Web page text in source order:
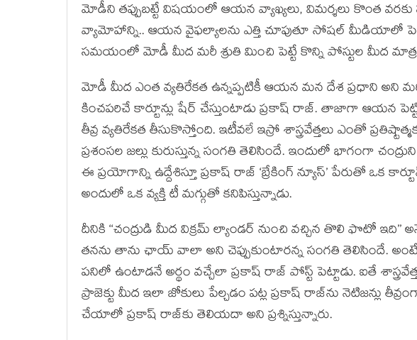
మోడీని తప్పుబట్టే విషయంలో ఆయన వ్యాఖ్యలు, విమర్శలు కొంత
వ్యామోహాన్ని.. ఆయన వైఫల్యాలను ఎత్తి చూపుతూ సోషల్ మీడియాలో పెట్టే
సమయంలో మోడీ మీద మరీ శ్రుతి మించి పెట్టే కొన్ని పోస్టుల మీద మాత్రం
మోడీ మీద ఎంత వ్యతిరేకత ఉన్నప్పటికీ ఆయన మన దేశ ప్రధాని అని
కించపరిచే కార్టూన్లు షేర్ చేస్తుంటాడు ప్రకాష్ రాజ్. తాజాగా ఆయన
తీవ్ర వ్యతిరేకత తీసుకొస్తోంది. ఇటీవలే ఇస్రో శాస్త్రవేత్తలు ఎంతో
ప్రశంసల జల్లు కురుస్తున్న సంగతి తెలిసిందే. ఇందులో భాగంగా
ఈ ప్రయోగాన్ని ఉద్దేశిస్తూ ప్రకాష్ రాజ్ ‘బ్రేకింగ్ న్యూస్’ పేరుతో ఒక
అందులో ఒక వ్యక్తి టీ మగ్గుతో కనిపిస్తున్నాడు.
దీనికి ‘‘చంద్రుడి మీద విక్రమ్ ల్యాండర్ నుంచి వచ్చిన తొలి ఫొటో ఇది’’
తనను తాను ఛాయ్ వాలా అని చెప్పుకుంటారన్న సంగతి తెలిసిందే.
పనిలో ఉంటాడనే అర్థం వచ్చేలా ప్రకాష్ రాజ్ పోస్ట్ పెట్టాడు. ఐతే
ప్రాజెక్టు మీద ఇలా జోకులు పేల్చడం పట్ల ప్రకాష్ రాజ్‌ను నెటిజన్లు
చేయాలో ప్రకాష్ రాజ్‌కు తెలియదా అని ప్రశ్నిస్తున్నారు.